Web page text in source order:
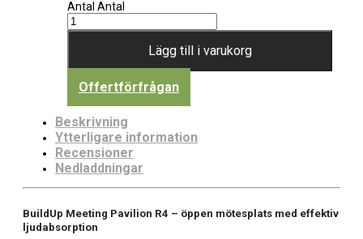
Antal Antal
Lägg till i varukorg
Offertförfrågan
Beskrivning
Ytterligare information
Recensioner
Nedladdningar
BuildUp Meeting Pavilion R4 – öppen mötesplats med effektiv
ljudabsorption